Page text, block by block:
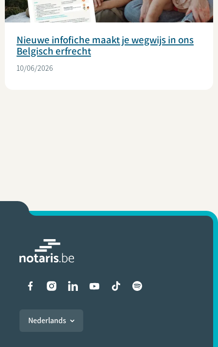
Nieuwe infofiche maakt je wegwijs in ons
Belgisch erfrecht
10/06/2026
Liens vers les réseaux
Nederlands